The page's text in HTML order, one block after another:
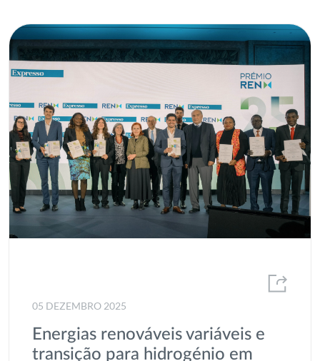
05 DEZEMBRO 2025
Energias renováveis variáveis e
transição para hidrogénio em